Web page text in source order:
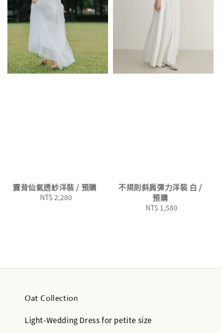
露背仙氣透紗洋裝 / 預購
Regular
NT$ 2,280
不規則斜肩彈力洋裝 白 /
預購
Regular
NT$ 1,580
Oat Collection
Light-Wedding Dress for petite size